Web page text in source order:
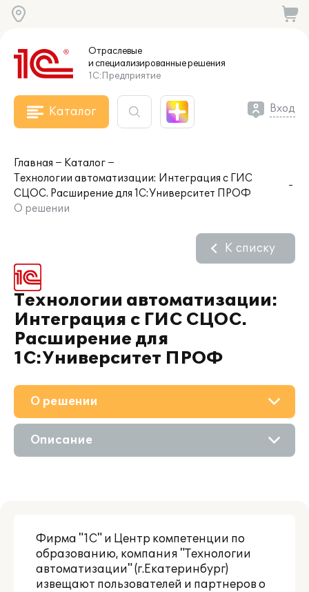
Отраслевые
и специализированныерешения
1С:Предприятие
Каталог Вход
Главная
Каталог
Технологии автоматизации: Интеграция с ГИС
СЦОС. Расширение для 1С:Университет ПРОФ
О решении
Технологии автоматизации:
Интеграция с ГИС СЦОС.
Расширение для
1С:Университет ПРОФ
К списку
О решении
Приобретение
Партнерам
Описание
Фирма "1С" и Центр компетенции по
образованию, компания "Технологии
автоматизации" (г.Екатеринбург)
извещают пользователей и партнеров о